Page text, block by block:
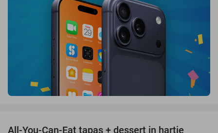
All-You-Can-Eat tapas + dessert in hartje